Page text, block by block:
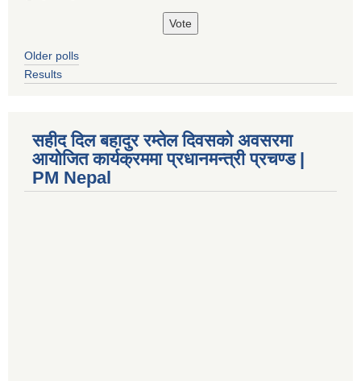
Older polls
Results
सहीद दिल बहादुर रम्तेल दिवसको अवसरमा
आयोजित कार्यक्रममा प्रधानमन्त्री प्रचण्ड |
PM Nepal